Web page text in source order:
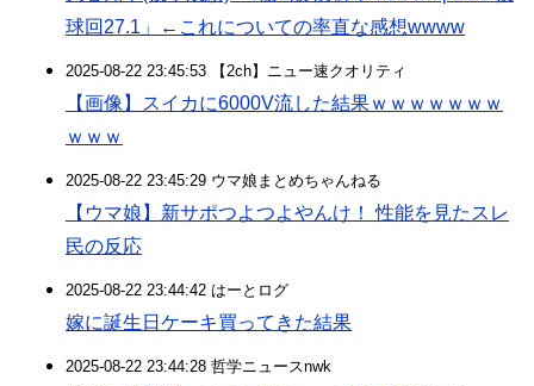
球回27.1」←これについての率直な感想wwww
2025-08-22 23:45:53 【2ch】ニュー速クオリティ
【画像】スイカに6000V流した結果ｗｗｗｗｗｗｗ
ｗｗｗ
2025-08-22 23:45:29 ウマ娘まとめちゃんねる
【ウマ娘】新サポつよつよやんけ！ 性能を見たスレ
民の反応
2025-08-22 23:44:42 はーとログ
嫁に誕生日ケーキ買ってきた結果
2025-08-22 23:44:28 哲学ニュースnwk